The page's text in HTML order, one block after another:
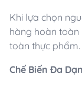
Khi lựa chọn
hàng hoàn toàn
toàn thực phẩm.
Chế Biến Đa